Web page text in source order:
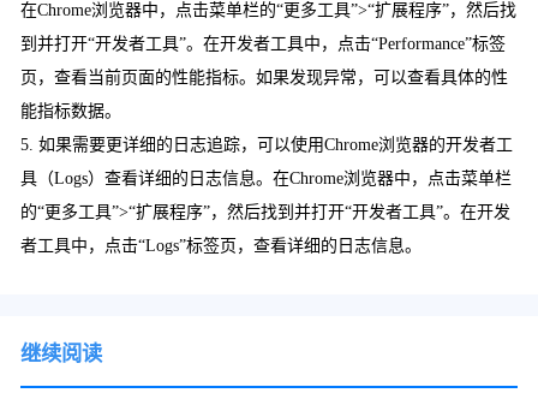
在Chrome浏览器中，点击菜单栏的“更多工具”>“扩展程序”，然后找
到并打开“开发者工具”。在开发者工具中，点击“Performance”标签
页，查看当前页面的性能指标。如果发现异常，可以查看具体的性
能指标数据。
5. 如果需要更详细的日志追踪，可以使用Chrome浏览器的开发者工
具（Logs）查看详细的日志信息。在Chrome浏览器中，点击菜单栏
的“更多工具”>“扩展程序”，然后找到并打开“开发者工具”。在开发
者工具中，点击“Logs”标签页，查看详细的日志信息。
继续阅读